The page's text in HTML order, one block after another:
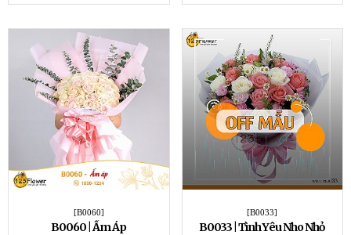
[B0060]
B0060 | Ấm Áp
[B0033]
B0033 | Tình Yêu Nho Nhỏ